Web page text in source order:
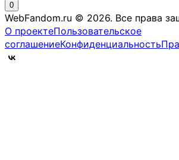
0
WebFandom.ru © 2026. Все права
О проектеПользовательское
соглашениеКонфиденциальность